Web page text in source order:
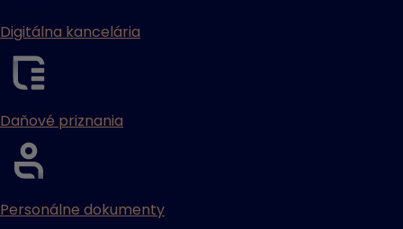
Digitálna kancelária
Daňové priznania
Personálne dokumenty